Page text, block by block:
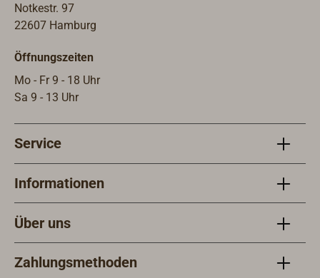
Notkestr. 97
22607 Hamburg
Öffnungszeiten
Mo - Fr 9 - 18 Uhr
Sa 9 - 13 Uhr
Service
Informationen
Über uns
Zahlungsmethoden